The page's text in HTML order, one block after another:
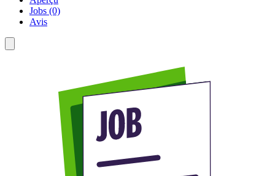
Jobs (0)
Avis